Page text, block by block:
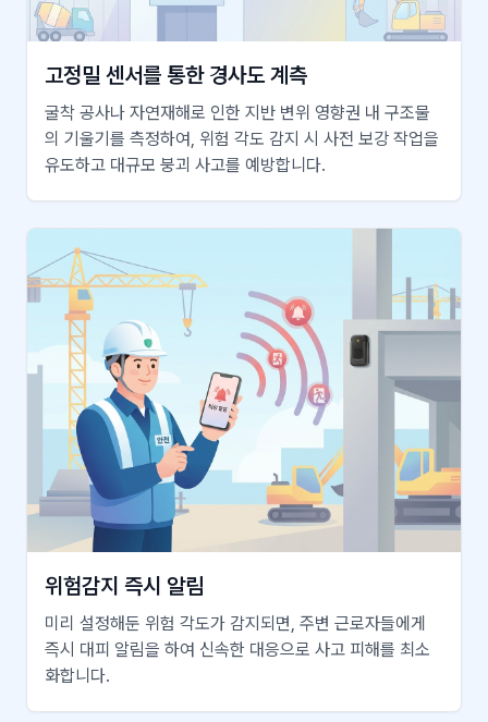
고정밀 센서를 통한 경사도 계측
굴착 공사나 자연재해로 인한 지반 변위 영향권 내 구조물
의 기울기를 측정하여, 위험 각도 감지 시 사전 보강 작업을
유도하고 대규모 붕괴 사고를 예방합니다.
위험감지 즉시 알림
미리 설정해둔 위험 각도가 감지되면, 주변 근로자들에게
즉시 대피 알림을 하여 신속한 대응으로 사고 피해를 최소
화합니다.